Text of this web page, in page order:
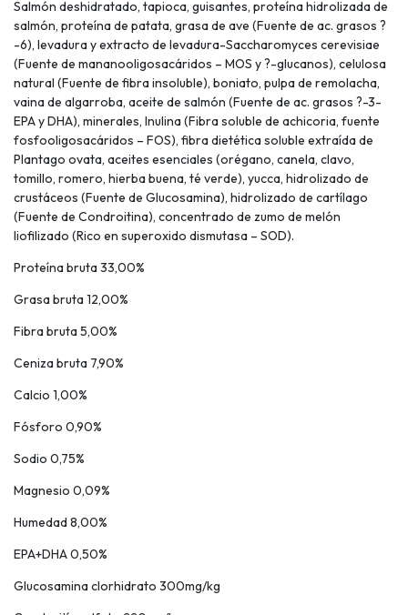
Salmón deshidratado, tapioca, guisantes, proteína hidrolizada de
salmón, proteína de patata, grasa de ave (Fuente de ac. grasos ?
-6), levadura y extracto de levadura-Saccharomyces cerevisiae
(Fuente de mananooligosacáridos – MOS y ?-glucanos), celulosa
natural (Fuente de fibra insoluble), boniato, pulpa de remolacha,
vaina de algarroba, aceite de salmón (Fuente de ac. grasos ?-3-
EPA y DHA), minerales, Inulina (Fibra soluble de achicoria, fuente
fosfooligosacáridos – FOS), fibra dietética soluble extraída de
Plantago ovata, aceites esenciales (orégano, canela, clavo,
tomillo, romero, hierba buena, té verde), yucca, hidrolizado de
crustáceos (Fuente de Glucosamina), hidrolizado de cartílago
(Fuente de Condroitina), concentrado de zumo de melón
liofilizado (Rico en superoxido dismutasa – SOD).
Proteína bruta 33,00%
Grasa bruta 12,00%
Fibra bruta 5,00%
Ceniza bruta 7,90%
Calcio 1,00%
Fósforo 0,90%
Sodio 0,75%
Magnesio 0,09%
Humedad 8,00%
EPA+DHA 0,50%
Glucosamina clorhidrato 300mg/kg